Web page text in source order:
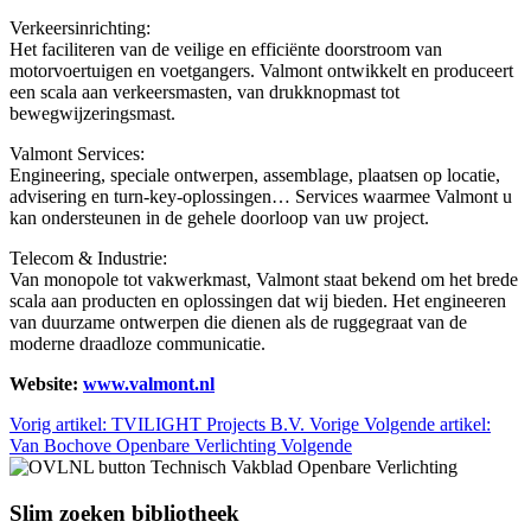
Verkeersinrichting:
Het faciliteren van de veilige en efficiënte doorstroom van
motorvoertuigen en voetgangers. Valmont ontwikkelt en produceert
een scala aan verkeersmasten, van drukknopmast tot
bewegwijzeringsmast.
Valmont Services:
Engineering, speciale ontwerpen, assemblage, plaatsen op locatie,
advisering en turn-key-oplossingen… Services waarmee Valmont u
kan ondersteunen in de gehele doorloop van uw project.
Telecom & Industrie:
Van monopole tot vakwerkmast, Valmont staat bekend om het brede
scala aan producten en oplossingen dat wij bieden. Het engineeren
van duurzame ontwerpen die dienen als de ruggegraat van de
moderne draadloze communicatie.
Website: www.valmont.nl
Vorig artikel: TVILIGHT Projects B.V. Vorige Volgende artikel:
Van Bochove Openbare Verlichting Volgende
Slim zoeken bibliotheek